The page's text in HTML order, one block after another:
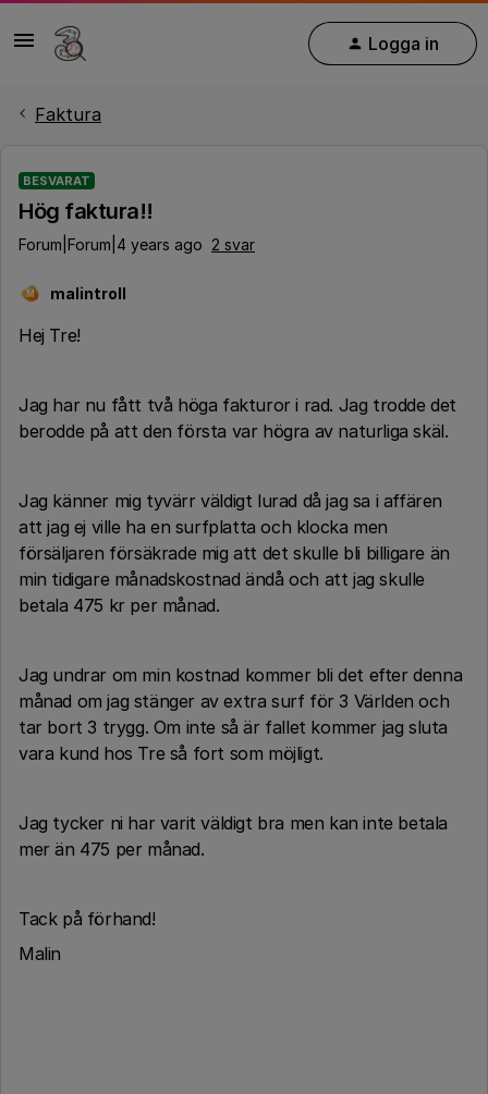
Logga in
Faktura
BESVARAT
Hög faktura!!
Forum|Forum|4 years ago 2 svar
M malintroll
Hej Tre!
Jag har nu fått två höga fakturor i rad. Jag trodde det
berodde på att den första var högra av naturliga skäl.
Jag känner mig tyvärr väldigt lurad då jag sa i affären
att jag ej ville ha en surfplatta och klocka men
försäljaren försäkrade mig att det skulle bli billigare än
min tidigare månadskostnad ändå och att jag skulle
betala 475 kr per månad.
Jag undrar om min kostnad kommer bli det efter denna
månad om jag stänger av extra surf för 3 Världen och
tar bort 3 trygg. Om inte så är fallet kommer jag sluta
vara kund hos Tre så fort som möjligt.
Jag tycker ni har varit väldigt bra men kan inte betala
mer än 475 per månad.
Tack på förhand!
Malin